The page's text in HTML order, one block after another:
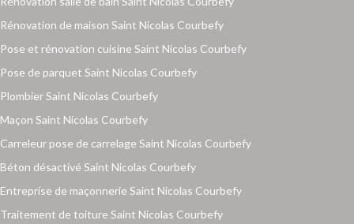
Rénovation de maison Saint Nicolas Courbefy
Pose et rénovation cuisine Saint Nicolas Courbefy
Pose de parquet Saint Nicolas Courbefy
Plombier Saint Nicolas Courbefy
Maçon Saint Nicolas Courbefy
Carreleur pose de carrelage Saint Nicolas Courbefy
Béton désactivé Saint Nicolas Courbefy
Entreprise de maçonnerie Saint Nicolas Courbefy
Traitement de toiture Saint Nicolas Courbefy